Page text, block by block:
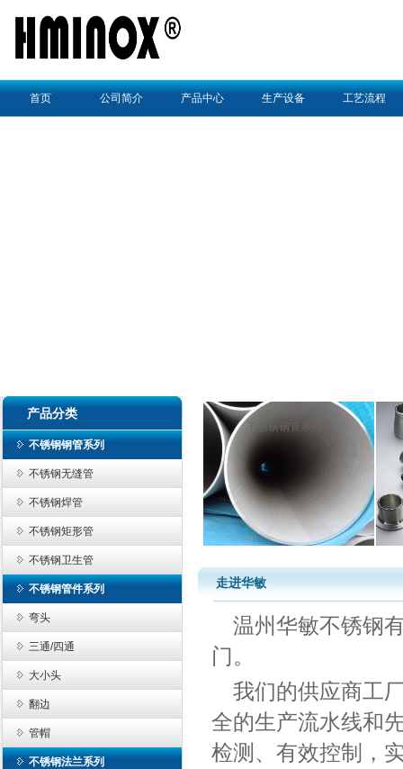
首页 公司简介 产品中心 生产设备 工艺流程
产品分类
不锈钢钢管系列
不锈钢无缝管
不锈钢焊管
不锈钢矩形管
不锈钢卫生管
不锈钢管件系列
弯头
三通/四通
大小头
翻边
管帽
不锈钢法兰系列
不锈钢钢管系列
走进华敏
温州华敏不锈钢
门。
我们的供应商工
全的生产流水线和
检测、有效控制，